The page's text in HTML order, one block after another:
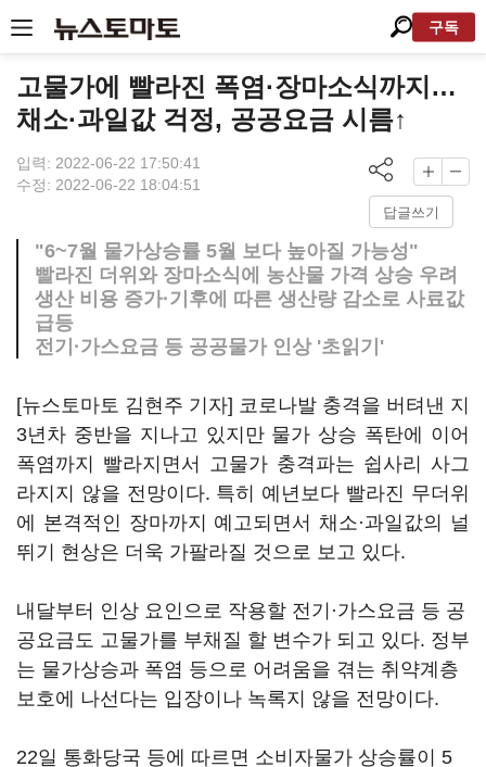
구독
고물가에 빨라진 폭염·장마소식까지…
채소·과일값 걱정, 공공요금 시름↑
입력: 2022-06-22 17:50:41
수정: 2022-06-22 18:04:51
답글쓰기
"6~7월 물가상승률 5월 보다 높아질 가능성"
빨라진 더위와 장마소식에 농산물 가격 상승 우려
생산 비용 증가·기후에 따른 생산량 감소로 사료값
급등
전기·가스요금 등 공공물가 인상 '초읽기'
[뉴스토마토 김현주 기자] 코로나발 충격을 버텨낸 지
3년차 중반을 지나고 있지만 물가 상승 폭탄에 이어
폭염까지 빨라지면서 고물가 충격파는 쉽사리 사그
라지지 않을 전망이다. 특히 예년보다 빨라진 무더위
에 본격적인 장마까지 예고되면서 채소·과일값의 널
뛰기 현상은 더욱 가팔라질 것으로 보고 있다.
내달부터 인상 요인으로 작용할 전기·가스요금 등 공
공요금도 고물가를 부채질 할 변수가 되고 있다. 정부
는 물가상승과 폭염 등으로 어려움을 겪는 취약계층
보호에 나선다는 입장이나 녹록지 않을 전망이다.
22일 통화당국 등에 따르면 소비자물가 상승률이 5